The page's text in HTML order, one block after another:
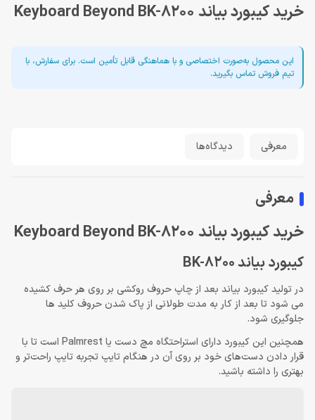
خرید کیبورد بیاند Keyboard Beyond BK-8200
این محصول به‌صورت اختصاصی و با هماهنگی قابل تأمین است. برای سفارش، با
تیم فروش تماس بگیرید.
معرفی دیدگاه‌ها
معرفی
خرید کیبورد بیاند Keyboard Beyond BK-8200
کیبورد بیاند BK-8200
در تولید کیبورد بیاند بعد از چاپ حروف روکشی بر روی هر حرف کشیده
می شود تا بعد از کار به مدت طولانی از پاک شدن حروف کلید ها
جلوگیری شود.
همچنین این کیبورد دارای استراحتگاه مچ دست یا Palmrest است تا با
قرار دادن دست‌های خود بر روی آن در هنگام تایپ تجربه تایپ راحت‌تر و
بهتری را داشته باشید.